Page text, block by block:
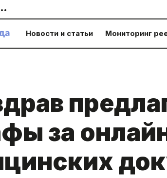
Новости и статьи Мониторинг
за